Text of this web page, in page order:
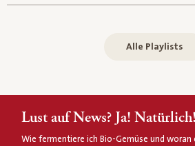
Alle Playlists
Lust auf News? Ja! Natürlich!
Wie fermentiere ich Bio-Gemüse und woran